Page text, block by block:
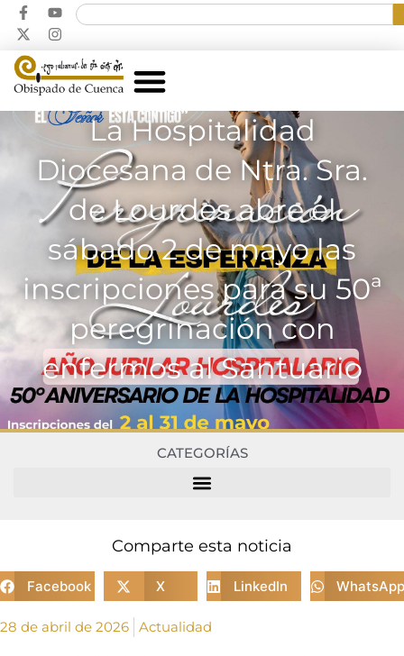
La Hospitalidad
Diocesana de Ntra. Sra.
de Lourdes abre el
sábado 2 de mayo las
inscripciones para su 50ª
peregrinación con
enfermos al Santuario
CATEGORÍAS
Comparte esta noticia
Facebook X LinkedIn WhatsApp
28 de abril de 2026 Actualidad